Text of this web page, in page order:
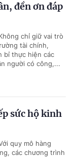
đền ơn đáp
chỉ giữ vai trò
tài chính,
bỉ thực hiện các
người có công,...
sức hộ kinh
quy mô hàng
các chương trình